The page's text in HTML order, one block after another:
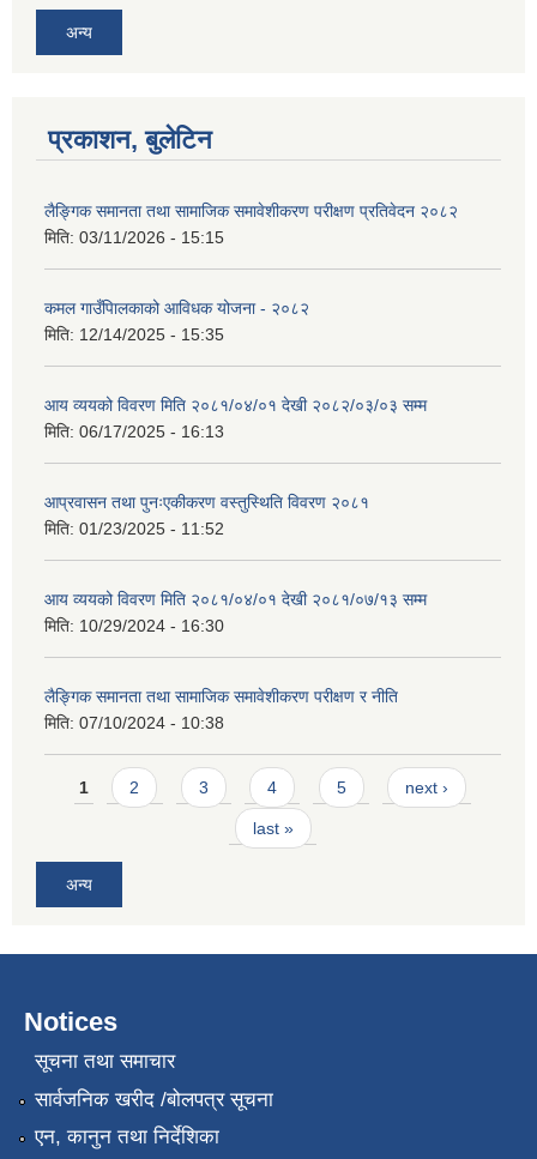
अन्य
प्रकाशन, बुलेटिन
लैङ्गिक समानता तथा सामाजिक समावेशीकरण परीक्षण प्रतिवेदन २०८२
मिति: 03/11/2026 - 15:15
कमल गाउँपािलकाको आविधक योजना - २०८२
मिति: 12/14/2025 - 15:35
आय व्ययको विवरण मिति २०८१/०४/०१ देखी २०८२/०३/०३ सम्म
मिति: 06/17/2025 - 16:13
आप्रवासन तथा पुनःएकीकरण वस्तुस्थिति विवरण २०८१
मिति: 01/23/2025 - 11:52
आय व्ययको विवरण मिति २०८१/०४/०१ देखी २०८१/०७/१३ सम्म
मिति: 10/29/2024 - 16:30
लैङ्गिक समानता तथा सामाजिक समावेशीकरण परीक्षण र नीति
मिति: 07/10/2024 - 10:38
Pages
1 2 3 4 5 next ›
last »
अन्य
Notices
सूचना तथा समाचार
सार्वजनिक खरीद /बोलपत्र सूचना
एन, कानुन तथा निर्देशिका